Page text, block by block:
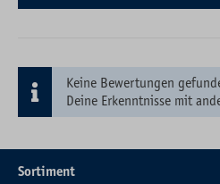
Keine Bewertungen
Deine Erkenntnisse mit
Sortiment